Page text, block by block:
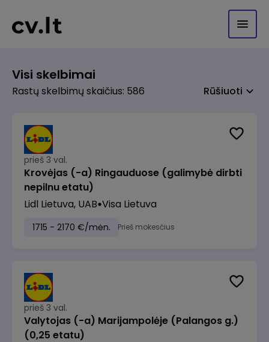
Visi skelbimai
Rastų skelbimų skaičius: 586 Rūšiuoti
prieš 3 val.
Krovėjas (-a) Ringauduose (galimybė dirbti
nepilnu etatu)
Lidl Lietuva, UAB Visa Lietuva
1715 - 2170 €/mėn. Prieš mokesčius
prieš 3 val.
Valytojas (-a) Marijampolėje (Palangos g.)
(0,25 etatu)